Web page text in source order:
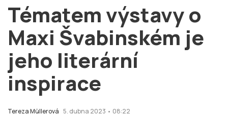
# Brno
# volby
login PŘIHLÁSIT SE
Zapomněli jste heslo?
Založit nový účet
Tématem výstavy o
Maxi Švabinském je
jeho literární
inspirace
Tereza Müllerová 5. dubna 2023 • 08:22